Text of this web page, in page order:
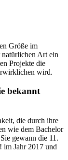
Größe im
Art ein
Projekte die
wird.
bekannt
die durch ihre
wie dem Bachelor
gewann die 11.
im Jahr 2017 und